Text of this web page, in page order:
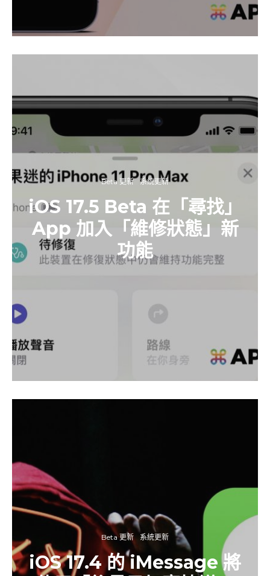
Beta 更新 系統更新
iOS 17.5 Beta 在「尋找」
App 加入「維修狀態」新
功能
Beta 更新 系統更新
iOS 17.4 的 iMessage 將